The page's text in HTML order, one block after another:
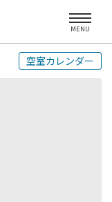
MENU
空室カレンダー